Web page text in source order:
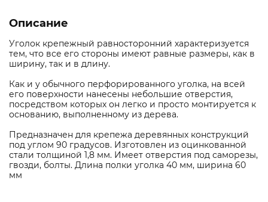
Описание
Уголок крепежный равносторонний характеризуется
тем, что все его стороны имеют равные размеры, как в
ширину, так и в длину.
Как и у обычного перфорированного уголка, на всей
его поверхности нанесены небольшие отверстия,
посредством которых он легко и просто монтируется к
основанию, выполненному из дерева.
Предназначен для крепежа деревянных конструкций
под углом 90 градусов. Изготовлен из оцинкованной
стали толщиной 1,8 мм. Имеет отверстия под саморезы,
гвозди, болты. Длина полки уголка 40 мм, ширина 60
мм